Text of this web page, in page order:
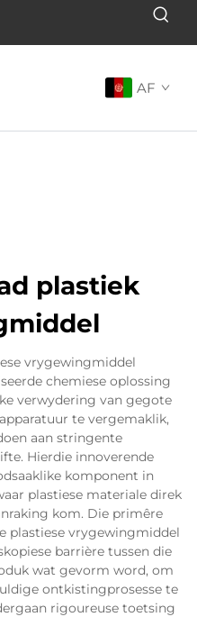
AF
plastiek
vrygewingmiddel
chemiese oplossing
verwydering van gegote
te vergemaklik,
aan stringente
Hierdie innoverende
komponent in
plastiese materiale direk
kom. Die primêre
plastiese vrygewingmiddel
barrière tussen die
wat gevorm word, om
ontkistingprosesse te
rigoureuse toetsing